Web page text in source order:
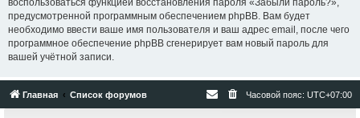
воспользоваться функцией восстановления пароля «Забыли пароль?»,
предусмотренной программным обеспечением phpBB. Вам будет
необходимо ввести ваше имя пользователя и ваш адрес email, после чего
программное обеспечение phpBB сгенерирует вам новый пароль для
вашей учётной записи.
Главная Список форумов Часовой пояс: UTC+07:00